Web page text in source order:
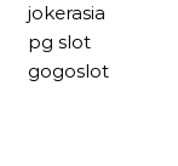
jokerasia
pg slot
gogoslot